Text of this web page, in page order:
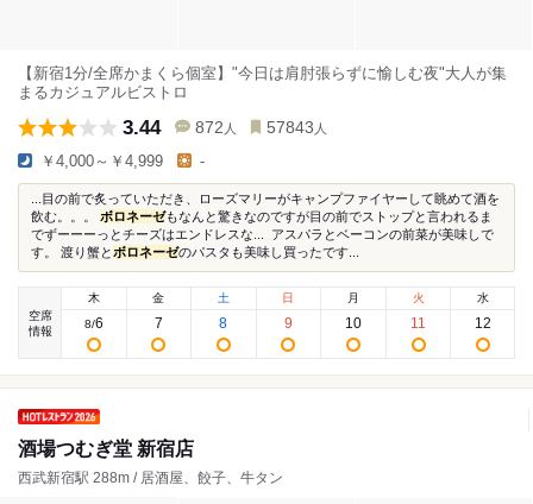
【新宿1分/全席かまくら個室】"今日は肩肘張らずに愉しむ夜"大人が集
まるカジュアルビストロ
3.44 872 人 57843 人
￥4,000～￥4,999 -
...目の前で炙っていただき、ローズマリーがキャンプファイヤーして眺めて酒を
飲む。。。 ボロネーゼもなんと驚きなのですが目の前でストップと言われるま
でずーーーっとチーズはエンドレスな... アスパラとベーコンの前菜が美味しで
す。 渡り蟹と ボロネーゼのパスタも美味し買ったです...
空席
情報
木
8/6
金
7
土
8
日
9
月
10
火
11
水
12
酒場つむぎ堂 新宿店
西武新宿駅 288m / 居酒屋、餃子、牛タン